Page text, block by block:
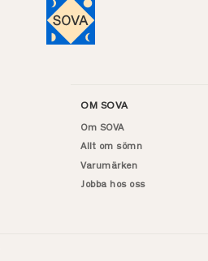
OM SOVA
Om SOVA
Allt om sömn
Varumärken
Jobba hos oss